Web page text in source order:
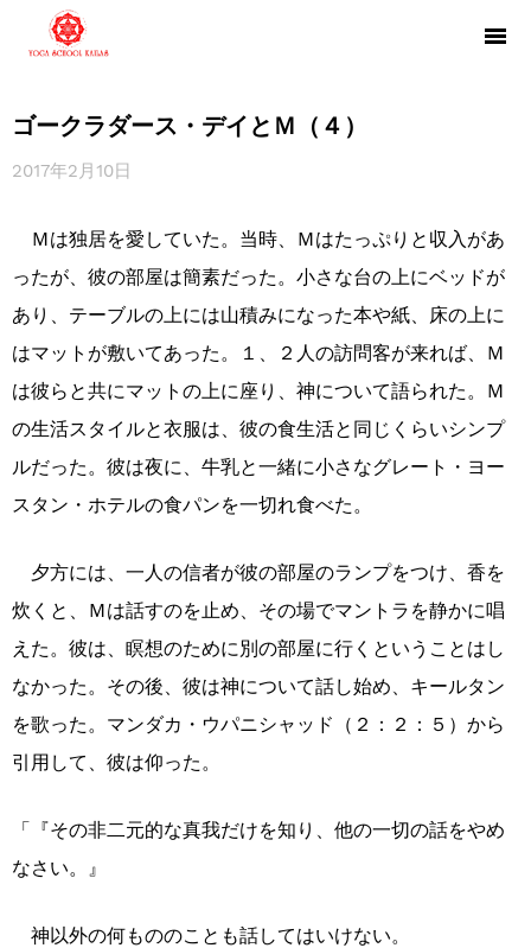
ゴークラダース・デイとＭ（４）
2017年2月10日
Ｍは独居を愛していた。当時、Ｍはたっぷりと収入があ
ったが、彼の部屋は簡素だった。小さな台の上にベッドが
あり、テーブルの上には山積みになった本や紙、床の上に
はマットが敷いてあった。１、２人の訪問客が来れば、Ｍ
は彼らと共にマットの上に座り、神について語られた。Ｍ
の生活スタイルと衣服は、彼の食生活と同じくらいシンプ
ルだった。彼は夜に、牛乳と一緒に小さなグレート・ヨー
スタン・ホテルの食パンを一切れ食べた。
夕方には、一人の信者が彼の部屋のランプをつけ、香を
炊くと、Ｍは話すのを止め、その場でマントラを静かに唱
えた。彼は、瞑想のために別の部屋に行くということはし
なかった。その後、彼は神について話し始め、キールタン
を歌った。マンダカ・ウパニシャッド（２：２：５）から
引用して、彼は仰った。
「『その非二元的な真我だけを知り、他の一切の話をやめ
なさい。』
神以外の何もののことも話してはいけない。